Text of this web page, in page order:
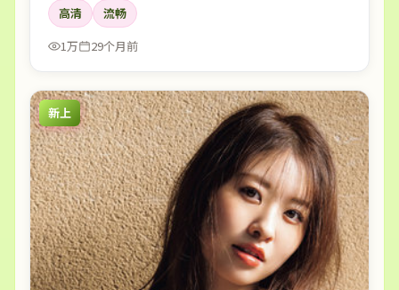
高清
流畅
1万
29个月前
新上